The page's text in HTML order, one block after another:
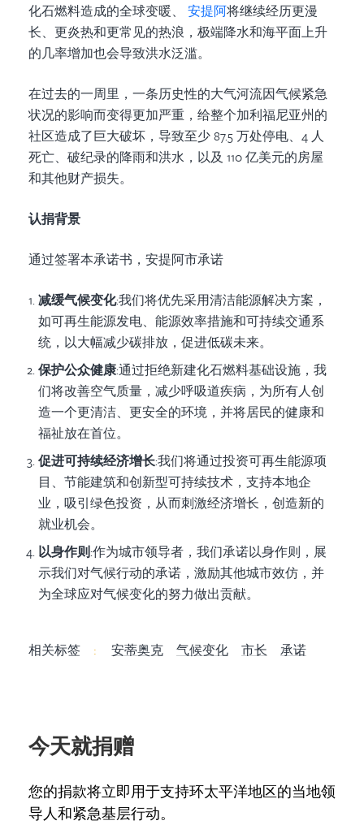
化石燃料造成的全球变暖、 安提阿将继续经历更漫
长、更炎热和更常见的热浪，极端降水和海平面上升
的几率增加也会导致洪水泛滥。
在过去的一周里，一条历史性的大气河流因气候紧急
状况的影响而变得更加严重，给整个加利福尼亚州的
社区造成了巨大破坏，导致至少 87.5 万处停电、4 人
死亡、破纪录的降雨和洪水，以及 110 亿美元的房屋
和其他财产损失。
认捐背景
通过签署本承诺书，安提阿市承诺
减缓气候变化:我们将优先采用清洁能源解决方案，
如可再生能源发电、能源效率措施和可持续交通系
统，以大幅减少碳排放，促进低碳未来。
保护公众健康:通过拒绝新建化石燃料基础设施，我
们将改善空气质量，减少呼吸道疾病，为所有人创
造一个更清洁、更安全的环境，并将居民的健康和
福祉放在首位。
促进可持续经济增长:我们将通过投资可再生能源项
目、节能建筑和创新型可持续技术，支持本地企
业，吸引绿色投资，从而刺激经济增长，创造新的
就业机会。
以身作则:作为城市领导者，我们承诺以身作则，展
示我们对气候行动的承诺，激励其他城市效仿，并
为全球应对气候变化的努力做出贡献。
相关标签 : 安蒂奥克 气候变化 市长 承诺
今天就捐赠
您的捐款将立即用于支持环太平洋地区的当地领
导人和紧急基层行动。